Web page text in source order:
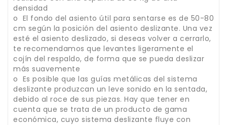
densidad
o El fondo del asiento útil para sentarse es de 50-80
cm según la posición del asiento deslizante. Una vez
esté el asiento deslizado, si deseas volver a cerrarlo,
te recomendamos que levantes ligeramente el
cojín del respaldo, de forma que se pueda deslizar
más suavemente
o Es posible que las guías metálicas del sistema
deslizante produzcan un leve sonido en la sentada,
debido al roce de sus piezas. Hay que tener en
cuenta que se trata de un producto de gama
económica, cuyo sistema deslizante fluye con